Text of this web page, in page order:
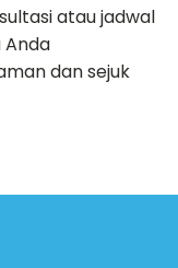
atau jadwal
dan sejuk